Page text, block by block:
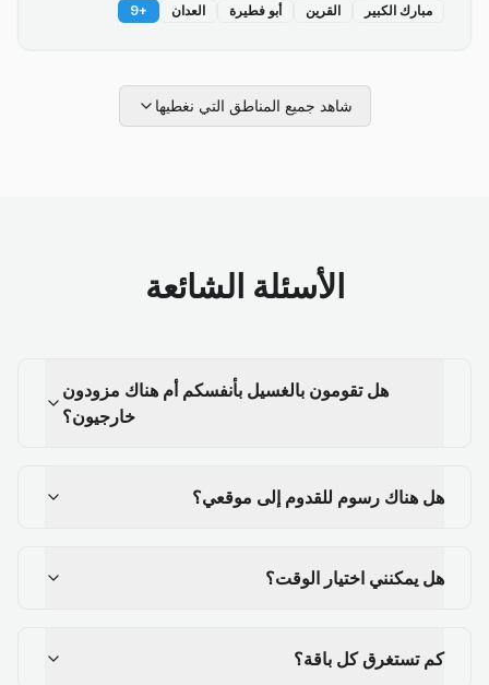
مبارك الكبير القرين أبو فطيرة العدان +
9
شاهد جميع المناطق التي نغطيها
الأسئلة الشائعة
هل تقومون بالغسيل بأنفسكم أم هناك مزودون
خارجيون؟
هل هناك رسوم للقدوم إلى موقعي؟
هل يمكنني اختيار الوقت؟
كم تستغرق كل باقة؟